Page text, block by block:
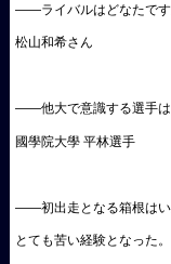
――ライバルはどなたで
松山和希さん
――他大で意識する選手
國學院大學 平林選手
――初出走となる箱根はい
とても苦い経験となった。